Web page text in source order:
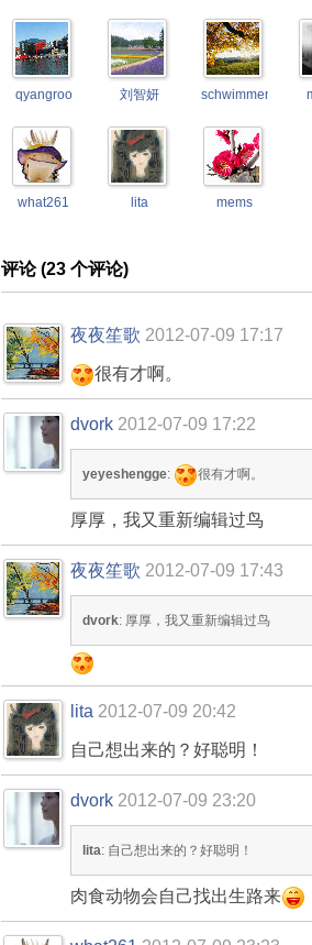
qyangroo 刘智妍 schwimmengool
what261 lita mems
评论 (23 个评论)
夜夜笙歌 2012-07-09 17:17
很有才啊。
dvork 2012-07-09 17:22
yeyeshengge: 很有才啊。
厚厚，我又重新编辑过鸟
夜夜笙歌 2012-07-09 17:43
dvork: 厚厚，我又重新编辑过鸟
lita 2012-07-09 20:42
自己想出来的？好聪明！
dvork 2012-07-09 23:20
lita: 自己想出来的？好聪明！
肉食动物会自己找出生路来